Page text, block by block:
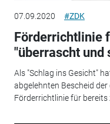
07.09.2020 #ZDK
Förderrichtlinie
"überrascht und
Als "Schlag ins Gesicht"
abgelehnten Bescheid
Förderrichtlinie für bereits